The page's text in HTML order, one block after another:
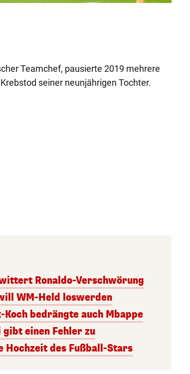
Teamchef, pausierte 2019 mehrere
seiner neunjährigen Tochter.
Ronaldo-Verschwörung
WM-Held loswerden
bedrängte auch Mbappe
einen Fehler zu
Hochzeit des Fußball-Stars